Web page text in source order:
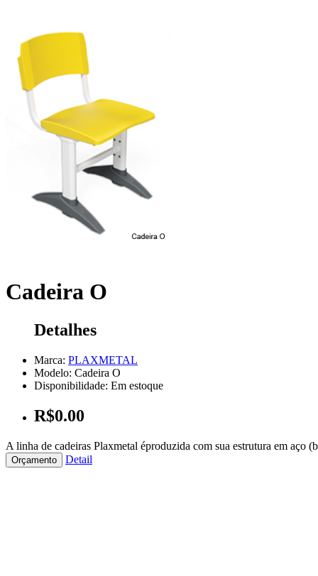
Cadeira O
Detalhes
Marca: PLAXMETAL
Modelo: Cadeira O
Disponibilidade: Em estoque
R$0.00
A linha de cadeiras Plaxmetal éproduzida com sua estrutura em aço
Orçamento Detail